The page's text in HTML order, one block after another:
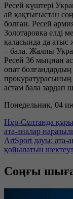
Ресей күштері
ай қақтығыстан
болған. Ресей
Золотаровка елді
қаласында да атыс
– бала. Жалпы
Ресей 36 мыңнан
опат
прокуратурасының
астам бала зардап
Понедельник, 04
Нұр-Сұлтанда
ата-аналар
ArtSport дауы: ата-
қойылатын
Соңғы